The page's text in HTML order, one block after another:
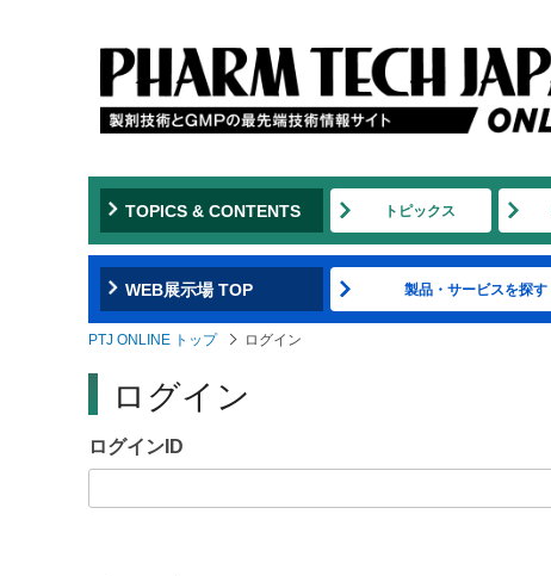
to
navigation
TOPICS & CONTENTS トピックス
WEB展示場 TOP 製品・サービスを探す
PTJ ONLINE トップ ログイン
ログイン
ログインID